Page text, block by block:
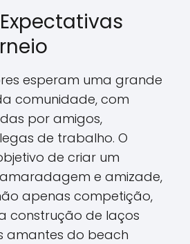
esperam uma grande
comunidade, com
por amigos,
de trabalho. O
de criar um
e amizade,
apenas competição,
construção de laços
amantes do beach